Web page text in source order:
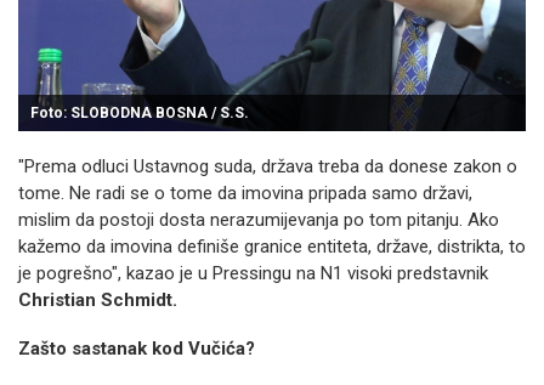
Foto: SLOBODNA BOSNA / S.S.
"Prema odluci Ustavnog suda, država treba da donese zakon o
tome. Ne radi se o tome da imovina pripada samo državi,
mislim da postoji dosta nerazumijevanja po tom pitanju. Ako
kažemo da imovina definiše granice entiteta, države, distrikta, to
je pogrešno", kazao je u Pressingu na N1 visoki predstavnik
Christian Schmidt.
Zašto sastanak kod Vučića?